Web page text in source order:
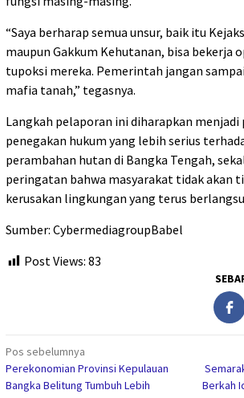
“Saya berharap semua unsur, baik itu
maupun Gakkum Kehutanan, bisa bekerja
tupoksi mereka. Pemerintah jangan
mafia tanah,” tegasnya.
Langkah pelaporan ini diharapkan
penegakan hukum yang lebih serius
perambahan hutan di Bangka Tengah,
peringatan bahwa masyarakat tidak akan
kerusakan lingkungan yang terus
Sumber: CybermediagroupBabel
Post Views: 83
Navigasi
pos
Pos sebelumnya
Perekonomian Provinsi Kepulauan
Bangka Belitung Tumbuh Lebih
Berkah